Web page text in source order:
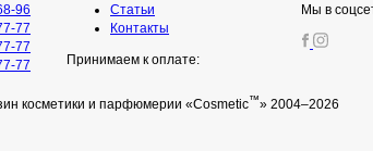
96
77
77
77
Статьи
Контакты
Принимаем к оплате:
Мы в
косметики и парфюмерии «Cosmetic™» 2004–2026